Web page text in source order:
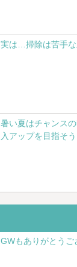
実は…掃除は苦手な
暑い夏はチャンス
入アップを目指そう
GWもありがとう